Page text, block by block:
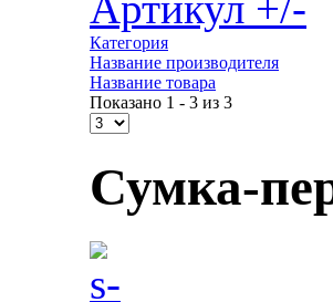
Категория
Название производителя
Название товара
Показано 1 - 3 из 3
Сумка-